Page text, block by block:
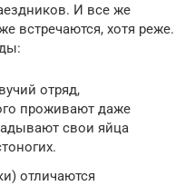
И все же
встречаются, хотя реже.
отряд,
проживают даже
свои яйца
отличаются